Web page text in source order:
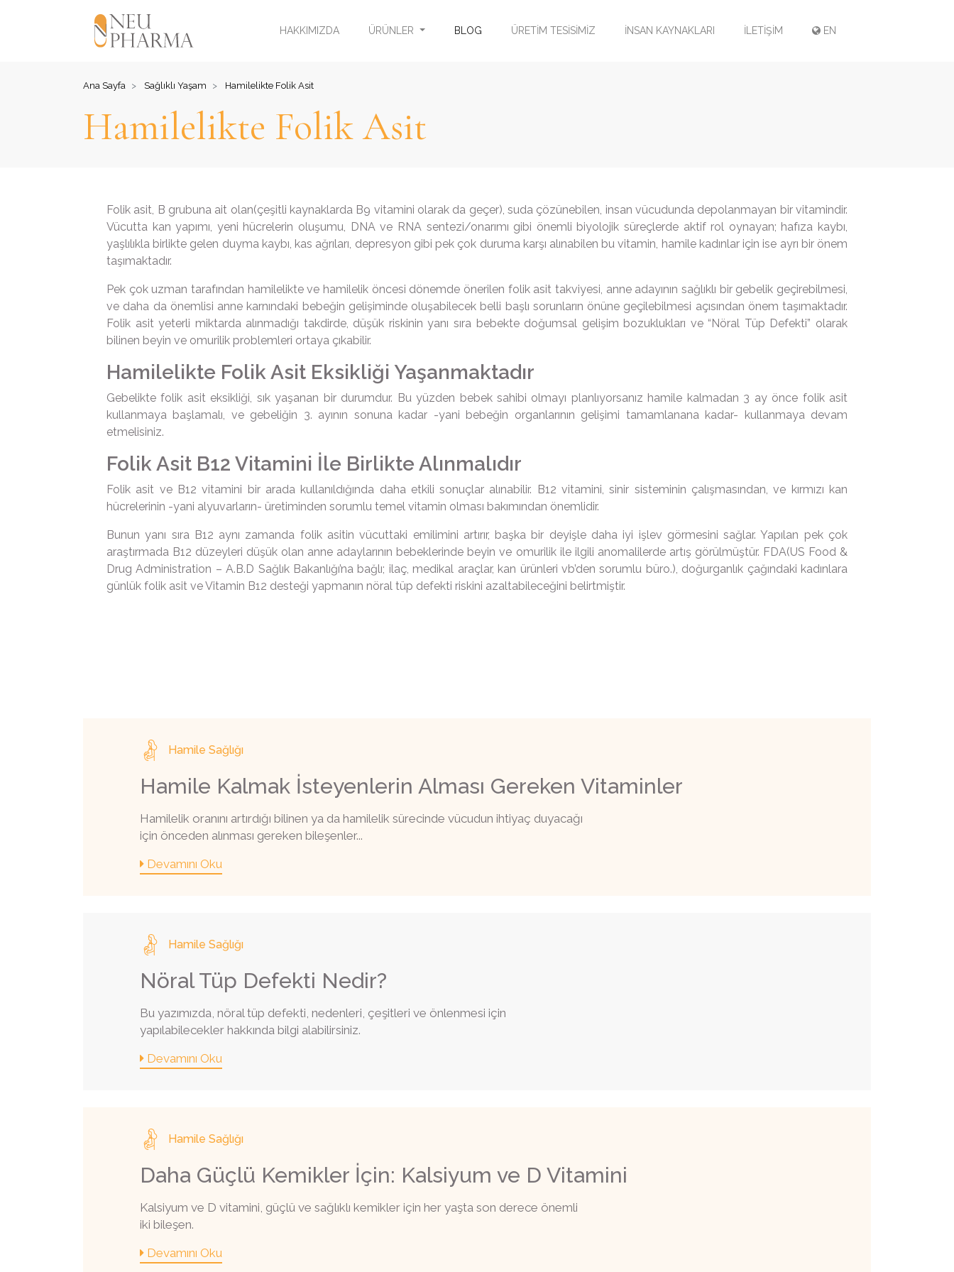
HAKKIMIZDA ÜRÜNLER BLOG ÜRETİM TESİSİMİZ İNSAN KAYNAKLARI İLETİŞİM EN
Ana Sayfa Sağlıklı Yaşam Hamilelikte Folik Asit
Hamilelikte Folik Asit
Folik asit, B grubuna ait olan(çeşitli kaynaklarda B9 vitamini olarak da geçer), suda çözünebilen, insan vücudunda depolanmayan bir vitamindir.
Vücutta kan yapımı, yeni hücrelerin oluşumu, DNA ve RNA sentezi/onarımı gibi önemli biyolojik süreçlerde aktif rol oynayan; hafıza kaybı,
yaşlılıkla birlikte gelen duyma kaybı, kas ağrıları, depresyon gibi pek çok duruma karşı alınabilen bu vitamin, hamile kadınlar için ise ayrı bir önem
taşımaktadır.
Pek çok uzman tarafından hamilelikte ve hamilelik öncesi dönemde önerilen folik asit takviyesi, anne adayının sağlıklı bir gebelik geçirebilmesi,
ve daha da önemlisi anne karnındaki bebeğin gelişiminde oluşabilecek belli başlı sorunların önüne geçilebilmesi açısından önem taşımaktadır.
Folik asit yeterli miktarda alınmadığı takdirde, düşük riskinin yanı sıra bebekte doğumsal gelişim bozuklukları ve “Nöral Tüp Defekti” olarak
bilinen beyin ve omurilik problemleri ortaya çıkabilir.
Hamilelikte Folik Asit Eksikliği Yaşanmaktadır
Gebelikte folik asit eksikliği, sık yaşanan bir durumdur. Bu yüzden bebek sahibi olmayı planlıyorsanız hamile kalmadan 3 ay önce folik asit
kullanmaya başlamalı, ve gebeliğin 3. ayının sonuna kadar -yani bebeğin organlarının gelişimi tamamlanana kadar- kullanmaya devam
etmelisiniz.
Folik Asit B12 Vitamini İle Birlikte Alınmalıdır
Folik asit ve B12 vitamini bir arada kullanıldığında daha etkili sonuçlar alınabilir. B12 vitamini, sinir sisteminin çalışmasından, ve kırmızı kan
hücrelerinin -yani alyuvarların- üretiminden sorumlu temel vitamin olması bakımından önemlidir.
Bunun yanı sıra B12 aynı zamanda folik asitin vücuttaki emilimini artırır, başka bir deyişle daha iyi işlev görmesini sağlar. Yapılan pek çok
araştırmada B12 düzeyleri düşük olan anne adaylarının bebeklerinde beyin ve omurilik ile ilgili anomalilerde artış görülmüştür. FDA(US Food &
Drug Administration – A.B.D Sağlık Bakanlığı’na bağlı; ilaç, medikal araçlar, kan ürünleri vb’den sorumlu büro.), doğurganlık çağındaki kadınlara
günlük folik asit ve Vitamin B12 desteği yapmanın nöral tüp defekti riskini azaltabileceğini belirtmiştir.
Hamile Sağlığı
Hamile Kalmak İsteyenlerin Alması Gereken Vitaminler
Hamilelik oranını artırdığı bilinen ya da hamilelik sürecinde vücudun ihtiyaç duyacağı
için önceden alınması gereken bileşenler...
Devamını Oku
Hamile Sağlığı
Nöral Tüp Defekti Nedir?
Bu yazımızda, nöral tüp defekti, nedenleri, çeşitleri ve önlenmesi için
yapılabilecekler hakkında bilgi alabilirsiniz.
Devamını Oku
Hamile Sağlığı
Daha Güçlü Kemikler İçin: Kalsiyum ve D Vitamini
Kalsiyum ve D vitamini, güçlü ve sağlıklı kemikler için her yaşta son derece önemli
iki bileşen.
Devamını Oku